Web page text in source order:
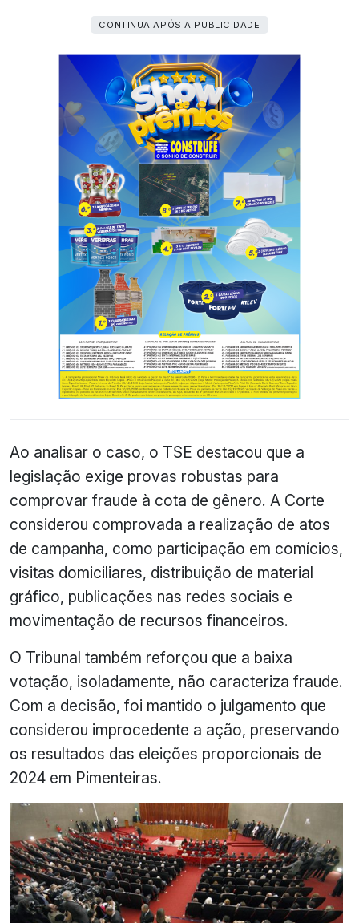
CONTINUA APÓS A PUBLICIDADE
Ao analisar o caso, o TSE destacou que a
legislação exige provas robustas para
comprovar fraude à cota de gênero. A Corte
considerou comprovada a realização de atos
de campanha, como participação em comícios,
visitas domiciliares, distribuição de material
gráfico, publicações nas redes sociais e
movimentação de recursos financeiros.
O Tribunal também reforçou que a baixa
votação, isoladamente, não caracteriza fraude.
Com a decisão, foi mantido o julgamento que
considerou improcedente a ação, preservando
os resultados das eleições proporcionais de
2024 em Pimenteiras.